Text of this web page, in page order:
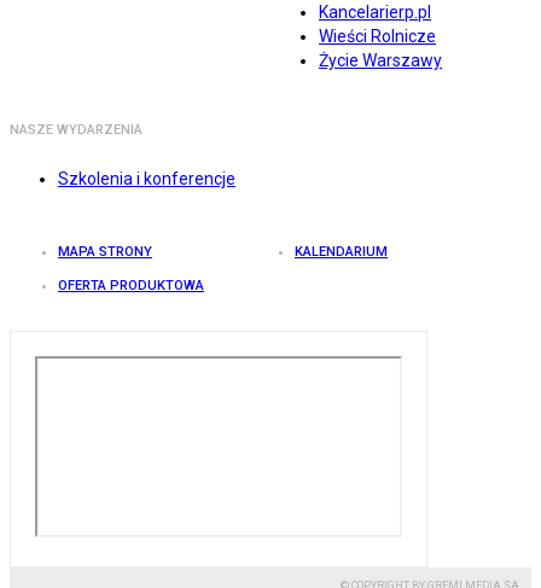
Kancelarierp.pl
Wieści Rolnicze
Życie Warszawy
NASZE WYDARZENIA
Szkolenia i konferencje
MAPA STRONY KALENDARIUM
OFERTA PRODUKTOWA